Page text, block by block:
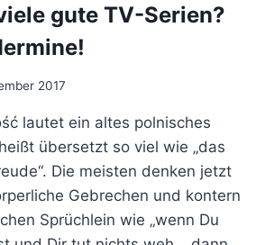
gute TV-Serien?
2017
lautet ein altes polnisches
übersetzt so viel wie „das
Die meisten denken jetzt
Gebrechen und kontern
Sprüchlein wie „wenn Du